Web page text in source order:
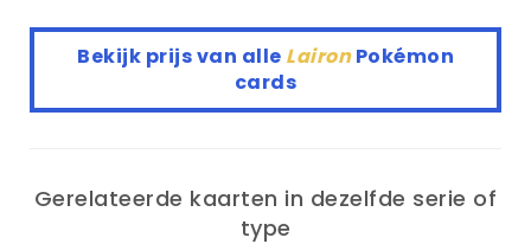
Bekijk prijs van alle LaironPokémon
cards
Gerelateerde kaarten in dezelfde serie of
type